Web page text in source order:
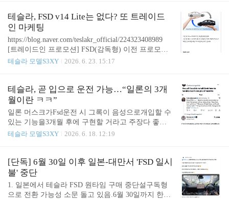
26.20.5.1 (FSD 14) Official Tesla Release Notes - Softw
are UpdatesTesla software update 2026.20.5.1 (FSD 14)
includes FSD (Supervised) v14 Lite, Start Self-Driving f
rom Park, Arrival Options, Speed Profiles, UI..
테슬라, FSD v14 Lite는 없다? 또 트레이드
인 마케팅
https://blog.naver.com/teslakr_official/224323408989
[트레이드인 프로모션] FSD(감독형) 이전 프로모션 -
풀 셀프 드라이빙 컴퓨터 3 이하 차량 대상기간 내 Te
om 일시불 구매 FSD 감독형을 신차로 이전해 준다는
건,FSD v14 Lite 국내 출시가 당분간 없다는 거 아님?
다른 아시아 국가들은 일시불 구매 중단되고 난리도
아닌데,https://meritocrat.tistory.com/2293 [단독] 6월 3
0일 이후 일본-대만서 'FSD 일시불' 중단1. 일본에서
테슬라 FSD 원타임 구매 중단설구독형으로 전환 가
테슬라 모델S3XY 2026. 6. 23. 15:17
테슬라, 곧 입으로 운전 가능…“일론의 3개
월이란 ㅋㅋ”
일론 머스크가Fsd운전 시 그록이 음성으로개입할 수
있는 기능을3개월 후에 구현할 거라고 주장다 좋은
데,일론에게 3개월은어떤 의미일까 ㅋㅋ3년 안에 뭐
Bms 게이트는 일언반구도 없잖…이번에도 허언이
될지 지켜볼 일Meritocrat @ it’s electric
테슬라 모델S3XY 2026. 6. 18. 12:19
[단독] 6월 30일 이후 일본-대만서 'FSD 일시
불' 중단
1. 일본에서 테슬라 FSD 원타임 구매 중단설구독형
으로 전환 가능성 소문 돌고 있음.6월 30일까지 한정.